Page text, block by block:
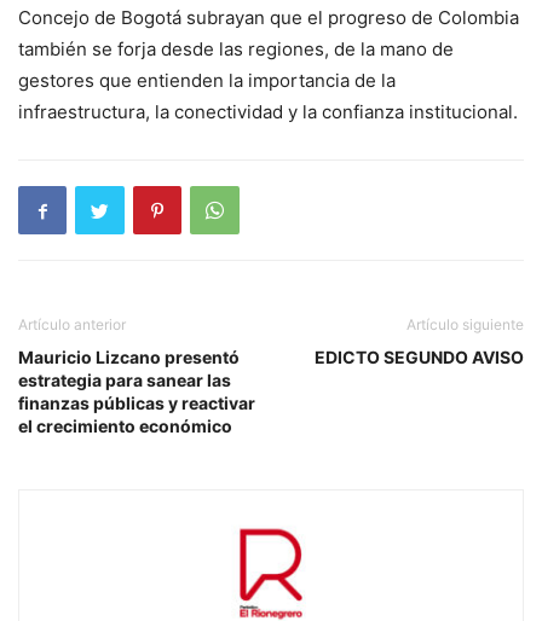
Concejo de Bogotá subrayan que el progreso de Colombia
también se forja desde las regiones, de la mano de
gestores que entienden la importancia de la
infraestructura, la conectividad y la confianza institucional.
Artículo anterior
Mauricio Lizcano presentó
estrategia para sanear las
finanzas públicas y reactivar
el crecimiento económico
Artículo siguiente
EDICTO SEGUNDO AVISO